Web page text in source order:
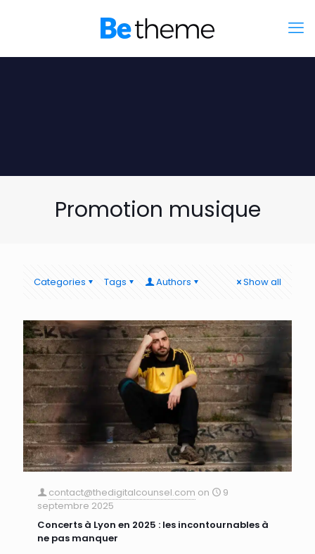
Promotion musique
Categories Tags Authors Show all
contact@thedigitalcounsel.com on
9
septembre 2025
Concerts à Lyon en 2025 : les incontournables à
ne pas manquer